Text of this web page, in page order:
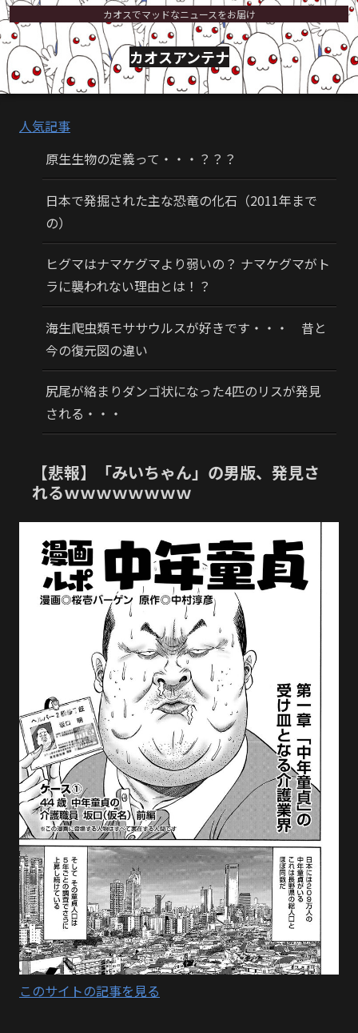
カオスでマッドなニュースをお届け
カオスアンテナ
人気記事
原生生物の定義って・・・？？？
日本で発掘された主な恐竜の化石（2011年まで
の）
ヒグマはナマケグマより弱いの？ ナマケグマがト
ラに襲われない理由とは！？
海生爬虫類モササウルスが好きです・・・ 昔と
今の復元図の違い
尻尾が絡まりダンゴ状になった4匹のリスが発見
される・・・
【悲報】「みいちゃん」の男版、発見さ
れるｗｗｗｗｗｗｗｗ
このサイトの記事を見る